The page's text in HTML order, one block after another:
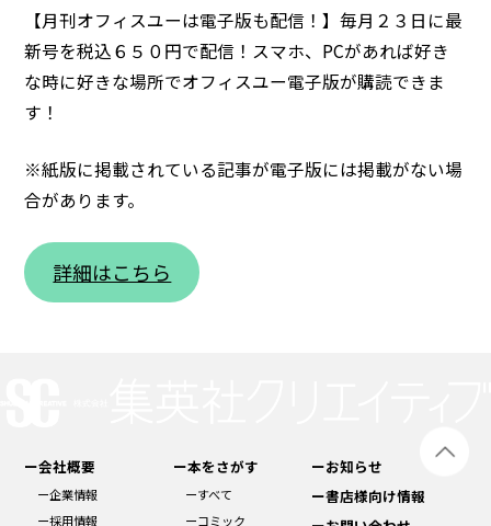
【月刊オフィスユーは電子版も配信！】毎月２３日に最
新号を税込６５０円で配信！スマホ、PCがあれば好き
な時に好きな場所でオフィスユー電子版が購読できま
す！
※紙版に掲載されている記事が電子版には掲載がない場
合があります。
詳細はこちら
ー会社概要
ー企業情報
ー採用情報
ー本をさがす
ーすべて
ーコミック
ーお知らせ
ー書店様向け情報